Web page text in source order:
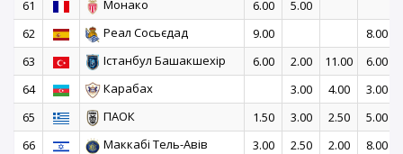
61
Монако 6.00 5.00
62
Реал Сосьєдад 9.00
8.00
63
Істанбул Башакшехір 6.00 2.00 11.00
6.00
64
Карабах 3.00 4.00
3.00
65
ПАОК 1.50 3.00 2.50 5.00
66
Маккабі Тель-Авів 3.00 2.50 2.00
8.00